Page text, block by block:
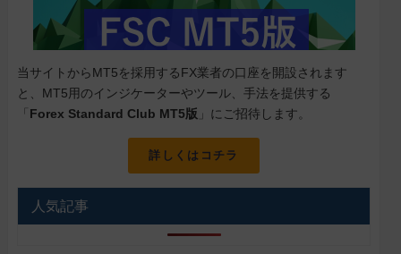
当サイトからMT5を採用するFX業者の口座を開設されます
と、MT5用のインジケーターやツール、手法を提供する
「 Forex Standard Club MT5版 」にご招待します。
詳しくはコチラ
人気記事